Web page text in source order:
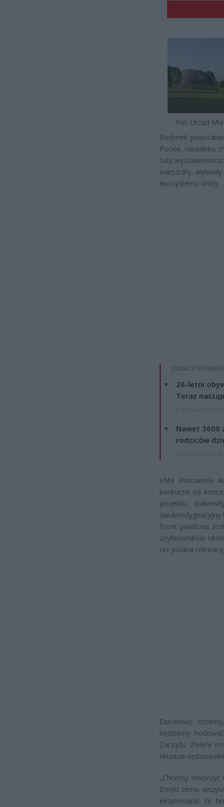
Fot. Urząd
Budynek
Puckie, niedaleko
salą
warsztaty,
ekosystemu Wisły.
ZOBACZ
26-letni
Teraz
Nawet 3600
rodziców
eM4 Pracownia
konkursie na
projektu
Front pawilonu
użytkowników
też polana
Docelowo
będziemy
Zarządu Zieleni
składzie
„Chcemy
Dzięki temu
eksplorować te